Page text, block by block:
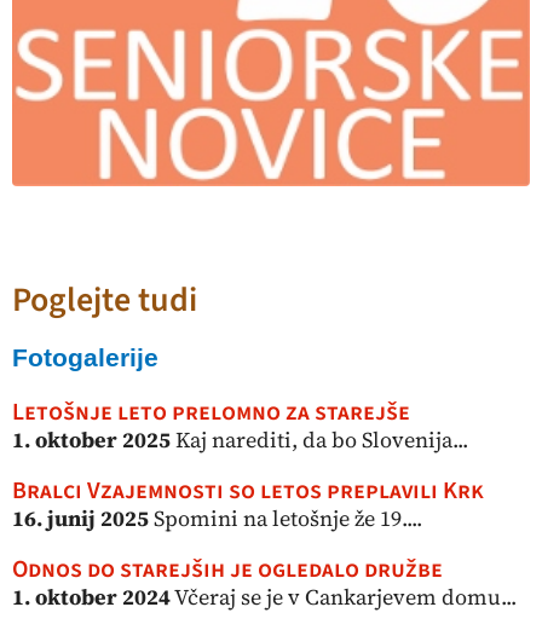
Poglejte tudi
Fotogalerije
Letošnje leto prelomno za starejše
1. oktober 2025Kaj narediti, da bo Slovenija...
Bralci Vzajemnosti so letos preplavili Krk
16. junij 2025Spomini na letošnje že 19....
Odnos do starejših je ogledalo družbe
1. oktober 2024Včeraj se je v Cankarjevem domu...